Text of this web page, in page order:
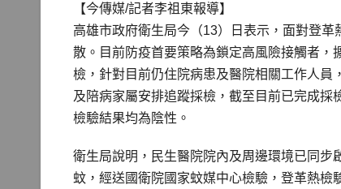
【今傳媒/記者李祖東報導】
高雄市政府衛生局今（13）日表示，面對登
散。目前防疫首要策略為鎖定高風險接觸者
檢，針對目前仍住院病患及醫院相關工作人
及陪病家屬安排追蹤採檢，截至目前已完成
檢驗結果均為陰性。
衛生局說明，民生醫院院內及周邊環境已同
蚊，經送國衛院國家蚊媒中心檢驗，登革熱